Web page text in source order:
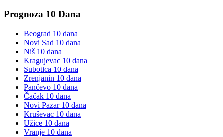
Prognoza 10 Dana
Beograd 10 dana
Novi Sad 10 dana
Niš 10 dana
Kragujevac 10 dana
Subotica 10 dana
Zrenjanin 10 dana
Pančevo 10 dana
Čačak 10 dana
Novi Pazar10 dana
Kruševac 10 dana
Užice 10 dana
Vranje 10 dana